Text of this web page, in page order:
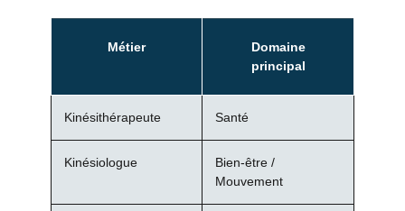
Métier
Domaine
principal
Kinésithérapeute Santé
Kinésiologue
Bien-être /
Mouvement